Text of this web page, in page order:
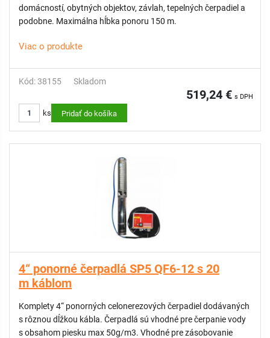
domácností, obytných objektov, závlah, tepelných čerpadiel a
podobne. Maximálna hĺbka ponoru 150 m.
Viac o produkte
Kód: 38155 Skladom
519,24 € s DPH
ks Pridať do košíka
4“ ponorné čerpadlá SP5 QF6-12 s 20
m káblom
Komplety 4“ ponorných celonerezových čerpadiel dodávaných
s rôznou dĺžkou kábla. Čerpadlá sú vhodné pre čerpanie vody
s obsahom piesku max 50g/m3. Vhodné pre zásobovanie